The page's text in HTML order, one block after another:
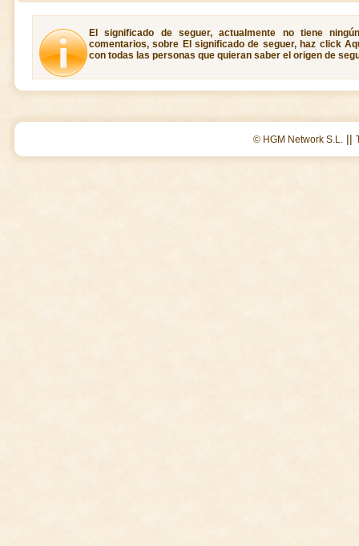
El significado de seguer, actualmente no tiene
comentarios, sobre El significado de seguer, haz click
con todas las personas que quieran saber el origen de
© HGM Network S.L. ||